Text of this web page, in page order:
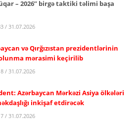
– 2026” birgə taktiki təlimi başa
/ 31.07.2026
və Qırğızıstan prezidentlərinin
mərasimi keçirilib
/ 31.07.2026
Azərbaycan Mərkəzi Asiya ölkələri
inkişaf etdirəcək
/ 31.07.2026